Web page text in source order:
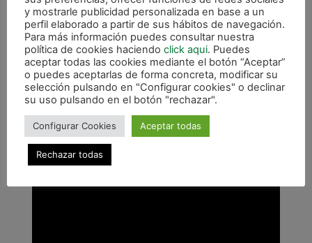
cosas te tienen que pasar para vivirlas. No hemos
estado en ningún momento en el partido».
y mostrarle publicidad personalizada en base a un
perfil elaborado a partir de sus hábitos de navegación.
Para más información puedes consultar nuestra
política de cookies haciendo click aqui. Puedes
aceptar todas las cookies mediante el botón “Aceptar”
o puedes aceptarlas de forma concreta, modificar su
selección pulsando en "Configurar cookies" o declinar
su uso pulsando en el botón "rechazar".
Configurar Cookies Aceptar todas
Rechazar todas